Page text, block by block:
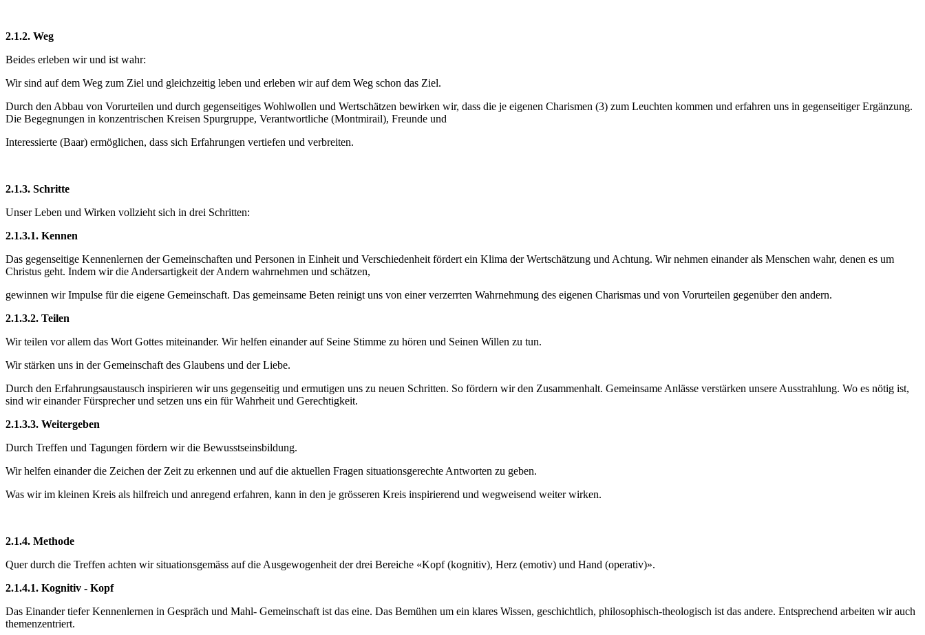
2.1.2. Weg
Beides erleben wir und ist wahr:
Wir sind auf dem Weg zum Ziel und gleichzeitig leben und erleben wir auf dem Weg schon das Ziel.
Durch den Abbau von Vorurteilen und durch gegenseitiges Wohlwollen und Wertschätzen bewirken wir, dass die je eigenen Charismen (3) zum Leuchten kommen und erfahren uns in gegenseitiger Ergänzung.
Die Begegnungen in konzentrischen Kreisen Spurgruppe, Verantwortliche (Montmirail), Freunde und
Interessierte (Baar) ermöglichen, dass sich Erfahrungen vertiefen und verbreiten.
2.1.3. Schritte
Unser Leben und Wirken vollzieht sich in drei Schritten:
2.1.3.1. Kennen
Das gegenseitige Kennenlernen der Gemeinschaften und Personen in Einheit und Verschiedenheit fördert ein Klima der Wertschätzung und Achtung. Wir nehmen einander als Menschen wahr, denen es um
Christus geht. Indem wir die Andersartigkeit der Andern wahrnehmen und schätzen,
gewinnen wir Impulse für die eigene Gemeinschaft. Das gemeinsame Beten reinigt uns von einer verzerrten Wahrnehmung des eigenen Charismas und von Vorurteilen gegenüber den andern.
2.1.3.2. Teilen
Wir teilen vor allem das Wort Gottes miteinander. Wir helfen einander auf Seine Stimme zu hören und Seinen Willen zu tun.
Wir stärken uns in der Gemeinschaft des Glaubens und der Liebe.
Durch den Erfahrungsaustausch inspirieren wir uns gegenseitig und ermutigen uns zu neuen Schritten. So fördern wir den Zusammenhalt. Gemeinsame Anlässe verstärken unsere Ausstrahlung. Wo es nötig ist,
sind wir einander Fürsprecher und setzen uns ein für Wahrheit und Gerechtigkeit.
2.1.3.3. Weitergeben
Durch Treffen und Tagungen fördern wir die Bewusstseinsbildung.
Wir helfen einander die Zeichen der Zeit zu erkennen und auf die aktuellen Fragen situationsgerechte Antworten zu geben.
Was wir im kleinen Kreis als hilfreich und anregend erfahren, kann in den je grösseren Kreis inspirierend und wegweisend weiter wirken.
2.1.4. Methode
Quer durch die Treffen achten wir situationsgemäss auf die Ausgewogenheit der drei Bereiche «Kopf (kognitiv), Herz (emotiv) und Hand (operativ)».
2.1.4.1. Kognitiv - Kopf
Das Einander tiefer Kennenlernen in Gespräch und Mahl- Gemeinschaft ist das eine. Das Bemühen um ein klares Wissen, geschichtlich, philosophisch-theologisch ist das andere. Entsprechend arbeiten wir auch
themenzentriert.